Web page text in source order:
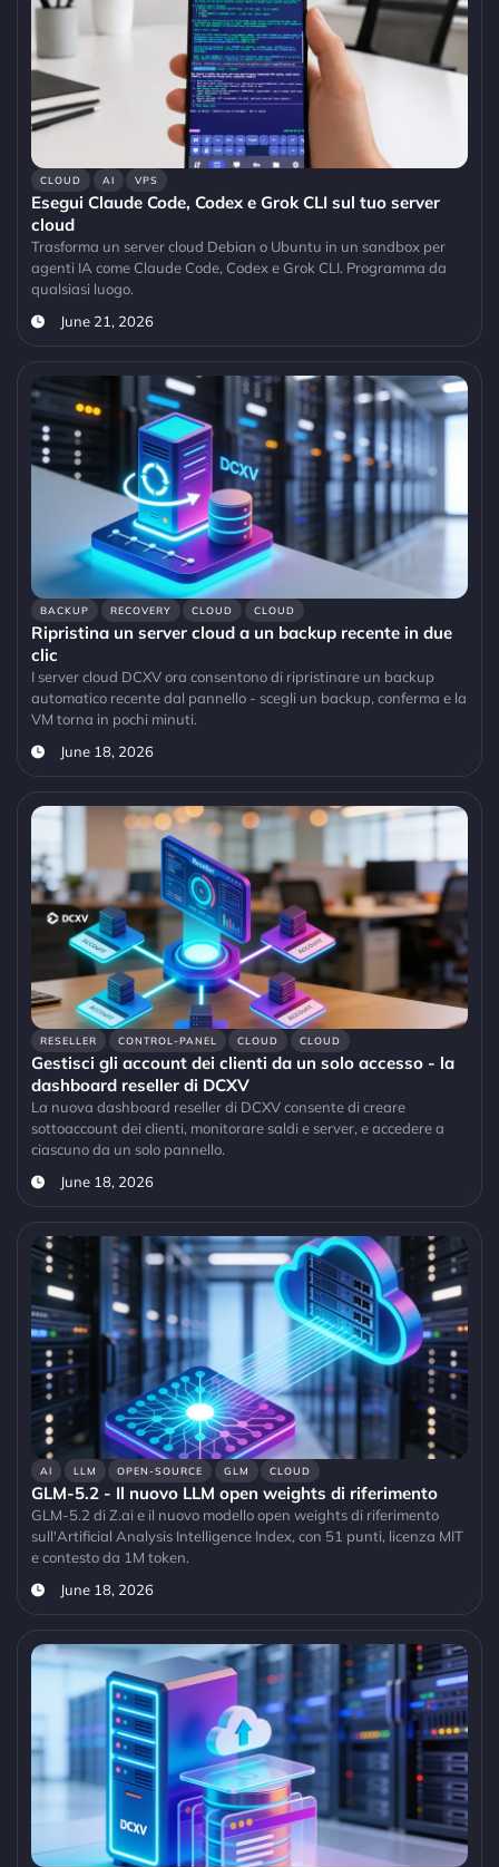
CLOUD AI VPS
Esegui Claude Code, Codex e Grok CLI sul tuo server
cloud
Trasforma un server cloud Debian o Ubuntu in un sandbox per
agenti IA come Claude Code, Codex e Grok CLI. Programma da
qualsiasi luogo.
June 21, 2026
BACKUP RECOVERY CLOUD CLOUD
Ripristina un server cloud a un backup recente in due
clic
I server cloud DCXV ora consentono di ripristinare un backup
automatico recente dal pannello - scegli un backup, conferma e la
VM torna in pochi minuti.
June 18, 2026
RESELLER CONTROL-PANEL CLOUD CLOUD
Gestisci gli account dei clienti da un solo accesso - la
dashboard reseller di DCXV
La nuova dashboard reseller di DCXV consente di creare
sottoaccount dei clienti, monitorare saldi e server, e accedere a
ciascuno da un solo pannello.
June 18, 2026
AI LLM OPEN-SOURCE GLM CLOUD
GLM-5.2 - Il nuovo LLM open weights di riferimento
GLM-5.2 di Z.ai e il nuovo modello open weights di riferimento
sull'Artificial Analysis Intelligence Index, con 51 punti, licenza MIT
e contesto da 1M token.
June 18, 2026